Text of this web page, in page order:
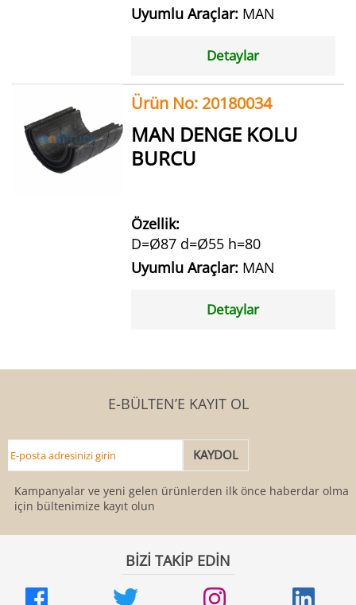
Uyumlu Araçlar: MAN
Detaylar
Ürün No: 20180034
MAN DENGE KOLU
BURCU
Özellik:
D=Ø87 d=Ø55 h=80
Uyumlu Araçlar: MAN
Detaylar
E-BÜLTEN’E KAYIT OL
Kampanyalar ve yeni gelen ürünlerden ilk önce haberdar olmak
için bültenimize kayıt olun
BİZİ TAKİP EDİN